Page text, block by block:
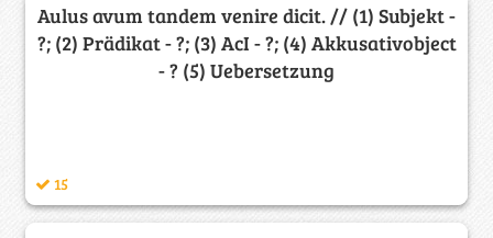
Aulus avum tandem venire dicit. // (1) Subjekt -
?; (2) Prädikat - ?; (3) AcI - ?; (4) Akkusativobject
- ? (5) Uebersetzung
15